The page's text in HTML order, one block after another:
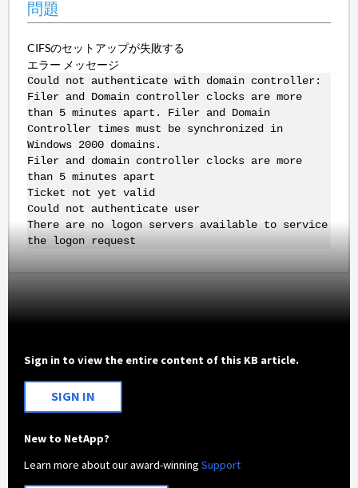
問題
CIFSのセットアップが失敗する
エラー メッセージ
Could not authenticate with domain controller:
Filer and Domain controller clocks are more
than 5 minutes apart. Filer and Domain
Controller times must be synchronized in
Windows 2000 domains.
Filer and domain controller clocks are more
than 5 minutes apart
Ticket not yet valid
Could not authenticate user
There are no logon servers available to service
the logon request
Sign in to view the entire content of this KB article.
SIGN IN
New to NetApp?
Learn more about our award-winningSupport